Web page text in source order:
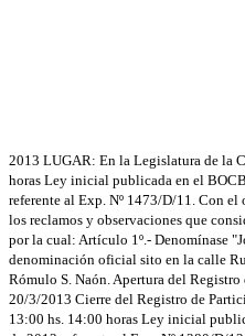
2013 LUGAR: En la Legislatura de la
horas Ley inicial publicada en el
referente al Exp. Nº 1473/D/11. Con el
los reclamos y observaciones que
por la cual: Artículo 1º.- Denomínase
denominación oficial sito en la calle
Rómulo S. Naón. Apertura del
20/3/2013 Cierre del Registro de
13:00 hs. 14:00 horas Ley inicial